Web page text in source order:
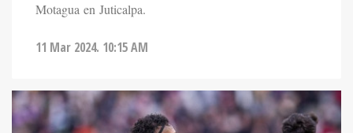
Motagua en Juticalpa.
11 Mar 2024. 10:15 AM